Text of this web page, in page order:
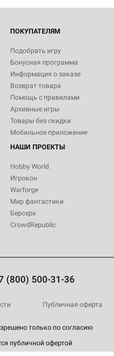
ПОКУПАТЕЛЯМ
Подобрать игру
Бонусная программа
Информация о заказе
Возврат товара
Помощь с правилами
Архивные игры
Товары без скидки
Мобильное приложение
НАШИ ПРОЕКТЫ
Hobby World
Игрокон
Warforge
Мир фантастики
Берсерк
CrowdRepublic
(800) 500-31-36
только по согласию
публичной офертой
Публичная оферта